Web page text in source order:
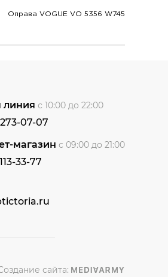
Оправа VOGUE VO 5356 W745
линия с 10:00 до 22:00
07-07
магазин с 09:00 до 21:00
33-77
сайта: